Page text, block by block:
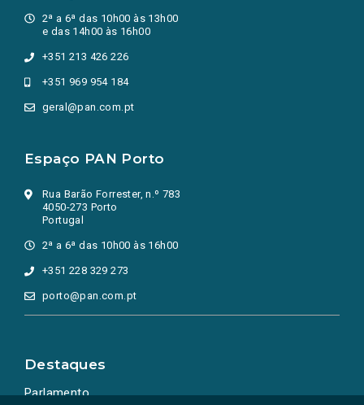
2ª a 6ª das 10h00 às 13h00
e das 14h00 às 16h00
+351 213 426 226
+351 969 954 184
geral@pan.com.pt
Espaço PAN Porto
Rua Barão Forrester, n.º 783
4050-273 Porto
Portugal
2ª a 6ª das 10h00 às 16h00
+351 228 329 273
porto@pan.com.pt
Destaques
Parlamento